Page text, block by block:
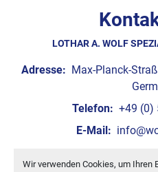
Wir verwenden Cookies, um Ihren
LOTHAR A. WOLF
Adresse: Max-Planck-
Telefon: +49 (0)
E-Mail:
Cookie-